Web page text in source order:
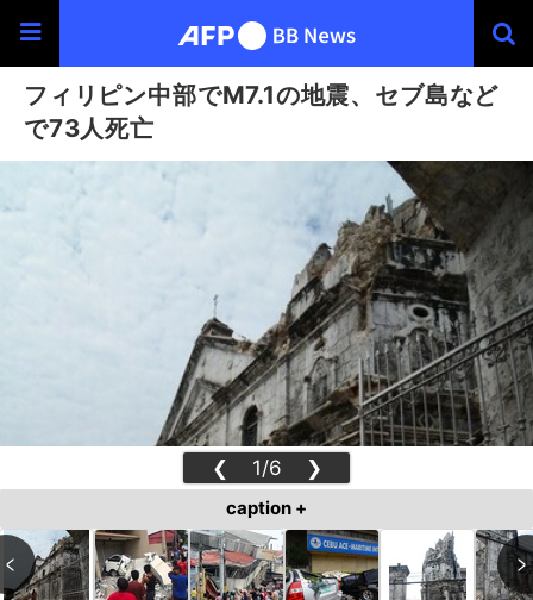
フィリピン中部でM7.1の地震、セブ島など
で73人死亡
❮ 1/6 ❯
caption +